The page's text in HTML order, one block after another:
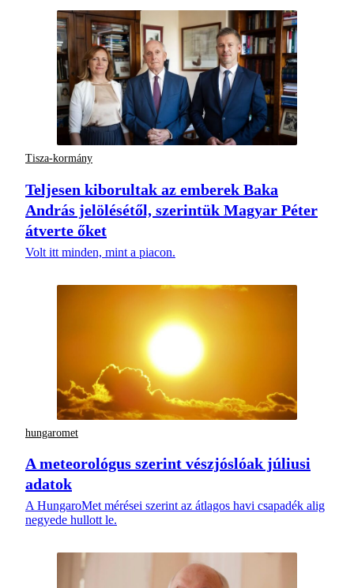
Tisza-kormány
Teljesen kiborultak az emberek Baka
András jelölésétől, szerintük Magyar Péter
átverte őket
Volt itt minden, mint a piacon.
hungaromet
A meteorológus szerint vészjóslóak júliusi
adatok
A HungaroMet mérései szerint az átlagos havi csapadék alig
negyede hullott le.